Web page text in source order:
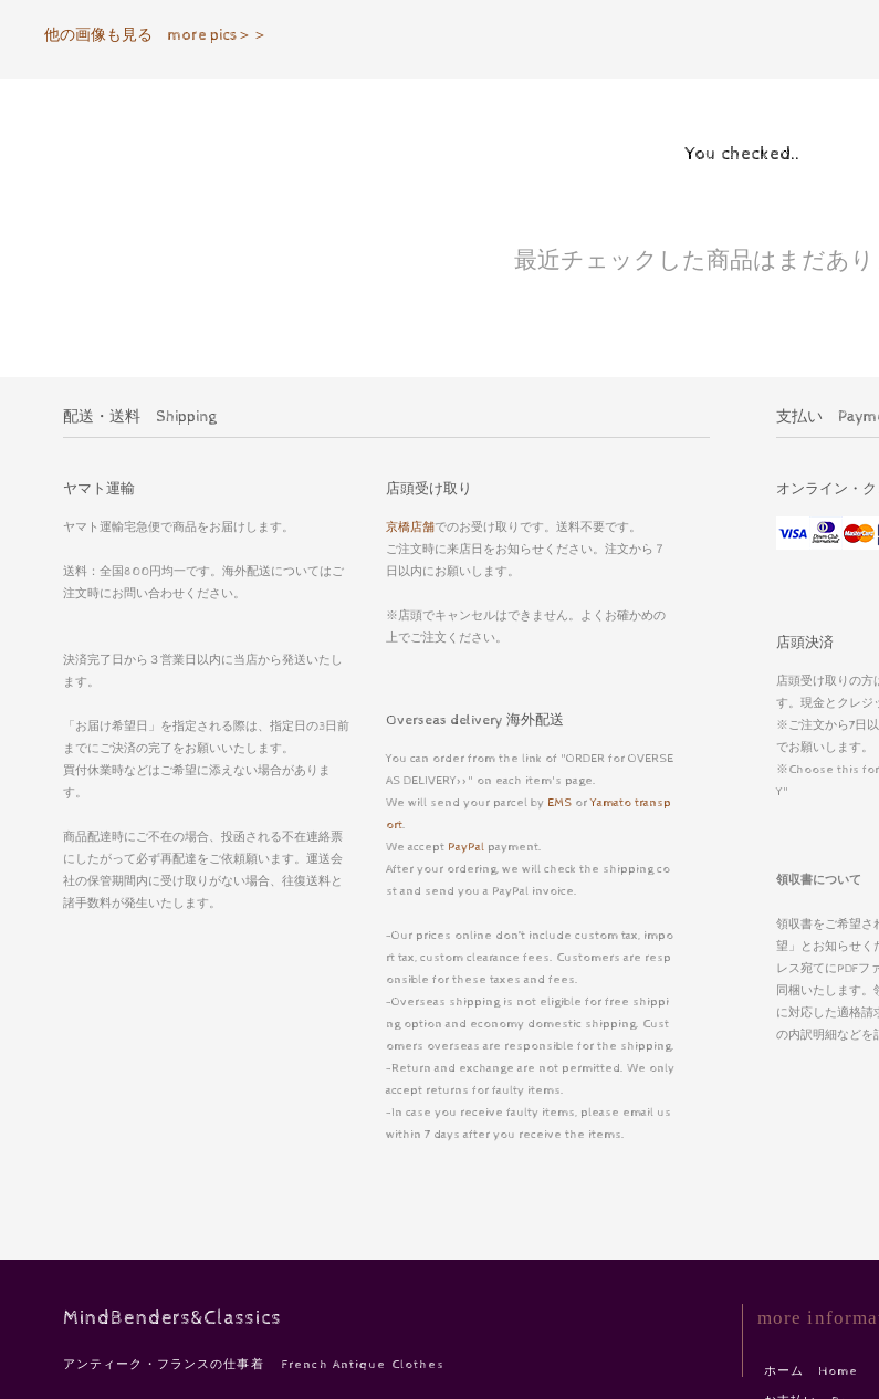
他の画像も見る more pics＞＞
You checked..
最近チェックした商品はまだあり
配送・送料 Shipping
ヤマト運輸
ヤマト運輸宅急便で商品をお届けします。
送料：全国800円均一です。海外配送についてはご
注文時にお問い合わせください。
決済完了日から３営業日以内に当店から発送いたし
ます。
「お届け希望日」を指定される際は、指定日の3日前
までにご決済の完了をお願いいたします。
買付休業時などはご希望に添えない場合がありま
す。
商品配達時にご不在の場合、投函される不在連絡票
にしたがって必ず再配達をご依頼願います。運送会
社の保管期間内に受け取りがない場合、往復送料と
諸手数料が発生いたします。
店頭受け取り
京橋店舗でのお受け取りです。送料不要です。
ご注文時に来店日をお知らせください。注文から７
日以内にお願いします。
※店頭でキャンセルはできません。よくお確かめの
上でご注文ください。
Overseas delivery 海外配送
You can order from the link of "ORDER for OVERSE
AS DELIVERY>>" on each item's page.
We will send your parcel by EMSorYamato transp
ort.
We accept PayPalpayment.
After your ordering, we will check the shipping co
st and send you a PayPal invoice.
-Our prices online don’t include custom tax, impo
rt tax, custom clearance fees. Customers are resp
onsible for these taxes and fees.
-Overseas shipping is not eligible for free shippi
ng option and economy domestic shipping. Cust
omers overseas are responsible for the shipping.
-Return and exchange are not permitted. We only
accept returns for faulty items.
-In case you receive faulty items, please email us
within 7 days after you receive the items.
支払い
オンライン・
店頭決済
店頭受け取りの方
す。現金とクレジ
※ご注文から7日
でお願いします。
※Choose this for
Y"
領収書について
領収書をご希望さ
望」とお知らせく
レス宛てにPDFフ
同梱いたします。
に対応した適格請
の内訳明細などを
MindBenders&Classics
アンティーク・フランスの仕事着 French Antique Clothes
more
ホーム Home